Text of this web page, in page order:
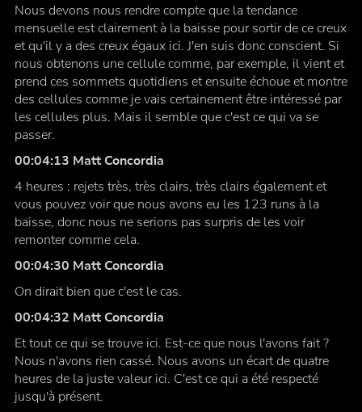
Nous devons nous rendre compte que la tendance
mensuelle est clairement à la baisse pour sortir de ce creux
et qu'il y a des creux égaux ici. J'en suis donc conscient. Si
nous obtenons une cellule comme, par exemple, il vient et
prend ces sommets quotidiens et ensuite échoue et montre
des cellules comme je vais certainement être intéressé par
les cellules plus. Mais il semble que c'est ce qui va se
passer.
00:04:13 Matt Concordia
4 heures : rejets très, très clairs, très clairs également et
vous pouvez voir que nous avons eu les 123 runs à la
baisse, donc nous ne serions pas surpris de les voir
remonter comme cela.
00:04:30 Matt Concordia
On dirait bien que c'est le cas.
00:04:32 Matt Concordia
Et tout ce qui se trouve ici. Est-ce que nous l'avons fait ?
Nous n'avons rien cassé. Nous avons un écart de quatre
heures de la juste valeur ici. C'est ce qui a été respecté
jusqu'à présent.